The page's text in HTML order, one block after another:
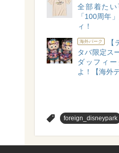
全部着た
「100周年
ィ！
海外パーク
タバ限定ス
ダッフィ
よ！【海外
foreign_disneypark